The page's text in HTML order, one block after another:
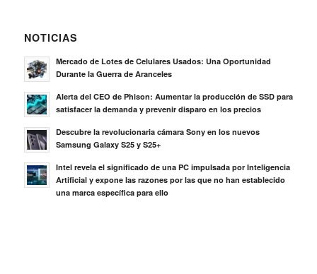
NOTICIAS
Mercado de Lotes de Celulares Usados: Una Oportunidad
Durante la Guerra de Aranceles
Alerta del CEO de Phison: Aumentar la producción de SSD para
satisfacer la demanda y prevenir disparo en los precios
Descubre la revolucionaria cámara Sony en los nuevos
Samsung Galaxy S25 y S25+
Intel revela el significado de una PC impulsada por Inteligencia
Artificial y expone las razones por las que no han establecido
una marca específica para ello